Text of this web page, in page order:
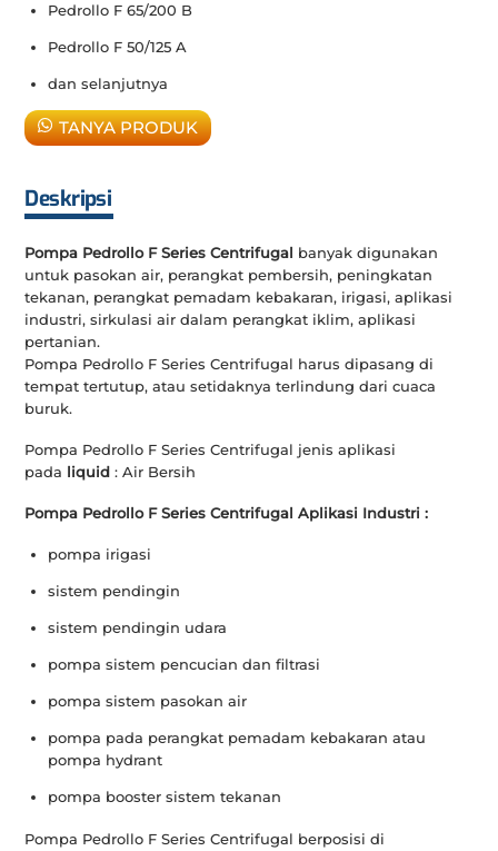
Pedrollo F 65/200 B
Pedrollo F 50/125 A
dan selanjutnya
TANYA PRODUK
Deskripsi
Pompa Pedrollo F Series Centrifugal banyak digunakan
untuk pasokan air, perangkat pembersih, peningkatan
tekanan, perangkat pemadam kebakaran, irigasi, aplikasi
industri, sirkulasi air dalam perangkat iklim, aplikasi
pertanian.
Pompa Pedrollo F Series Centrifugal harus dipasang di
tempat tertutup, atau setidaknya terlindung dari cuaca
buruk.
Pompa Pedrollo F Series Centrifugal jenis aplikasi
pada liquid : Air Bersih
Pompa Pedrollo F Series Centrifugal Aplikasi Industri :
pompa irigasi
sistem pendingin
sistem pendingin udara
pompa sistem pencucian dan filtrasi
pompa sistem pasokan air
pompa pada perangkat pemadam kebakaran atau
pompa hydrant
pompa booster sistem tekanan
Pompa Pedrollo F Series Centrifugal berposisi di